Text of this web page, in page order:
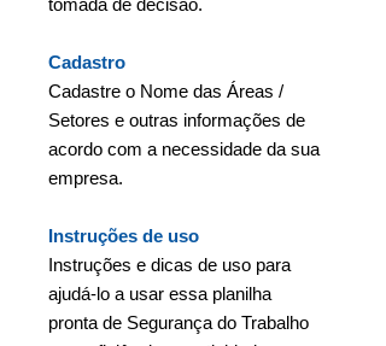
Cadastro
Cadastre o Nome das Áreas /
Setores e outras informações de
acordo com a necessidade da sua
empresa.
Instruções de uso
Instruções e dicas de uso para
ajudá-lo a usar essa planilha
pronta de Segurança do Trabalho